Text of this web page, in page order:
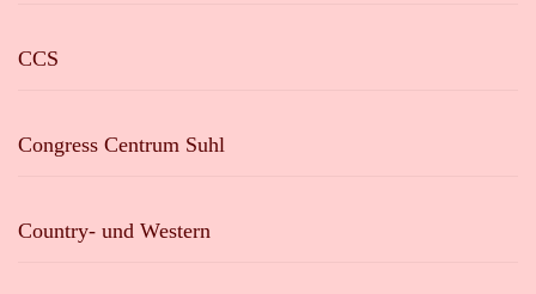
CCS
Congress Centrum Suhl
Country- und Western